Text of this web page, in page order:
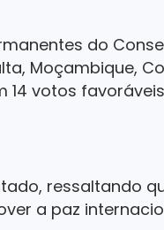
do
Moçambique,
14 votos
ressaltando
a paz